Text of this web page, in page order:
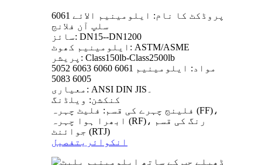
پروڈکٹ کا نام: ایلومینیم الائے 6061
سلپ آن فلانج
سائز: DN15--DN1200
ایلومینیم کھوٹ: ASTM/ASME
پریشر: Class150lb-Class2500lb
مواد: ایلومینیم 6061 6060 6063 5052
6005 5083
کنکشن: ویلڈنگ
فلینج چہرے کی قسم: فلیٹ چہرہ (FF)،
ابھرا ہوا چہرہ (RF)، رنگ کی قسم
جوائنٹ (RTJ)
انکوائری تفصیل